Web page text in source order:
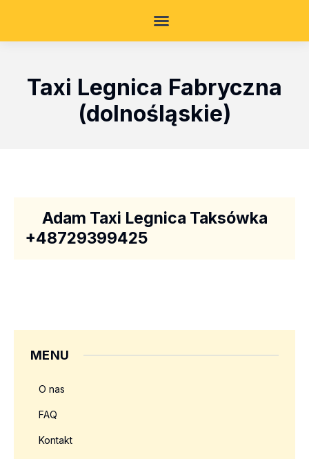
Taxi Legnica Fabryczna
(dolnośląskie)
Adam Taxi Legnica Taksówka
+48729399425
MENU
O nas
FAQ
Kontakt